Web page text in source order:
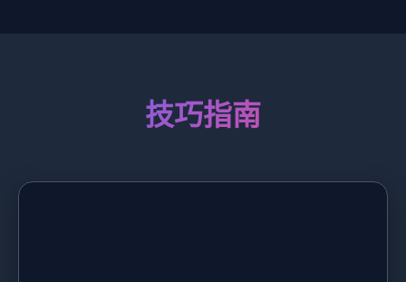
技巧指南